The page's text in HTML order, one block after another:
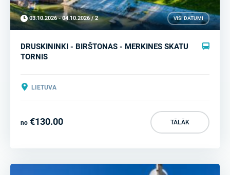
03.10.2026 - 04.10.2026 / 2 VISI DATUMI
DRUSKININKI - BIRŠTONAS - MERKINES SKATU
TORNIS
LIETUVA
no €130.00 TĀLĀK